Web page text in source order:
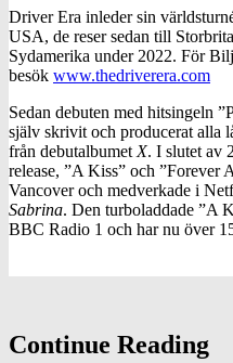
Driver Era inleder sin
USA, de reser sedan till
Sydamerika under 2022. För
besök www.thedriverera.com
Sedan debuten med hitsingeln
själv skrivit och producerat alla
från debutalbumet X. I slutet av
release, ”A Kiss” och ”Forever
Vancover och medverkade i
Sabrina. Den turboladdade ”A
BBC Radio 1 och har nu över
Continue Reading